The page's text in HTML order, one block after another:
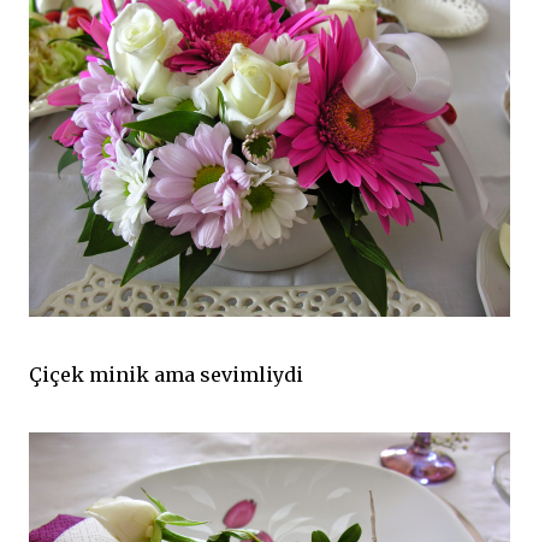
Çiçek minik ama sevimliydi